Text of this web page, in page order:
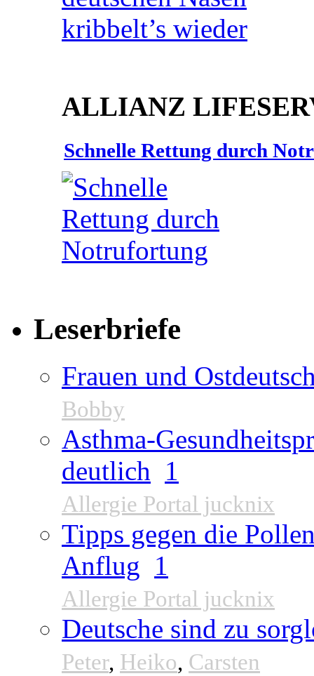
ALLIANZ
Schnelle Rettung durch
Leserbriefe
Frauen und
Bobby
Asthma-
deutlich 1
Allergie Portal jucknix
Tipps gegen die
Anflug 1
Allergie Portal jucknix
Deutsche sind zu
Peter, Heiko, Carsten